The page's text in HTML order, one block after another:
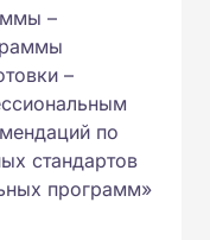
–
–
по
стандартов
программ»